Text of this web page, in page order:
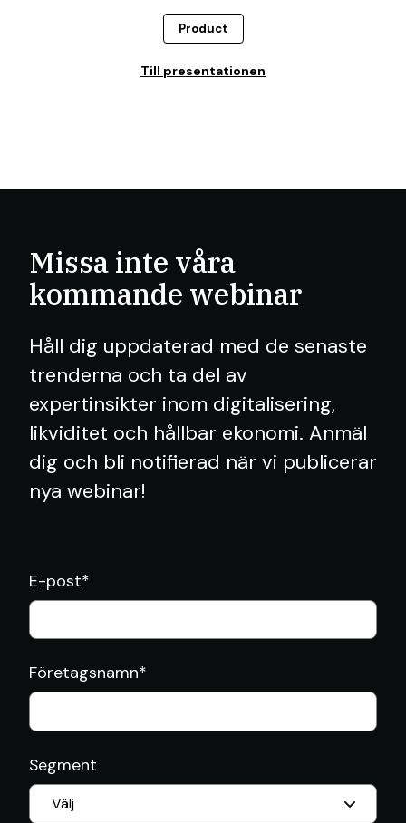
Product
Till presentationen
Missa inte våra
kommande webinar
Håll dig uppdaterad med de senaste
trenderna och ta del av
expertinsikter inom digitalisering,
likviditet och hållbar ekonomi. Anmäl
dig och bli notifierad när vi publicerar
nya webinar!
E-post*
Företagsnamn*
Segment